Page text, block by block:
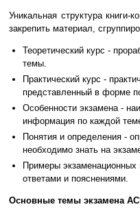
Уникальная структура книги-
закрепить материал,
Теоретический курс -
темы.
Практический курс -
представленный в форме
Особенности экзамена -
информация по каждой
Понятия и определения -
необходимо знать на
Примеры экзаменационных
ответами и пояснениями.
Основные темы экзамена